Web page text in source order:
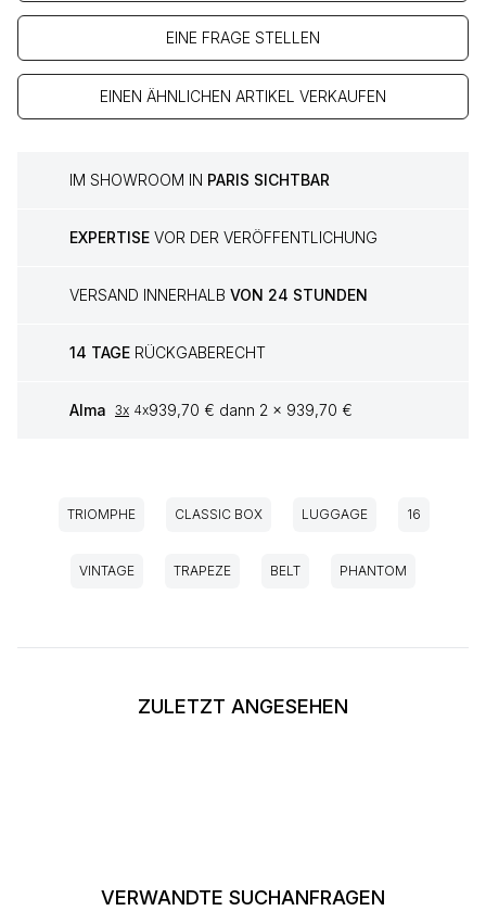
EINE FRAGE STELLEN
EINEN ÄHNLICHEN ARTIKEL VERKAUFEN
IM SHOWROOM IN PARIS SICHTBAR
EXPERTISE VOR DER VERÖFFENTLICHUNG
VERSAND INNERHALB VON 24 STUNDEN
14 TAGE RÜCKGABERECHT
Alma 3x 4x939,70 € dann 2 x 939,70 €
TRIOMPHE CLASSIC BOX LUGGAGE 16
VINTAGE TRAPEZE BELT PHANTOM
ZULETZT ANGESEHEN
VERWANDTE SUCHANFRAGEN